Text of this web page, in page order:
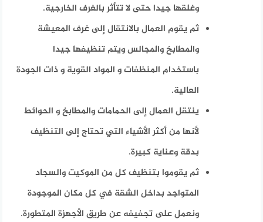
وغلقها جيدا حتى لا تتأثر بالغرف الخارجية.
ثم يقوم العمال بالانتقال إلى غرف المعيشة
والمطابخ والمجالس ويتم تنظيفها جيدا
باستخدام المنظفات و المواد القوية و ذات الجودة
العالية.
ينتقل العمال إلى الحمامات والمطابخ و الحوائط
لأنها من أكثر الأشياء التي تحتاج إلى التنظيف
بدقة وعناية كبيرة.
ثم يقوموا بتنظيف كل من الموكيت والسجاد
المتواجد بداخل الشقة في كل مكان الموجودة
ونعمل على تجفيفه عن طريق الأجهزة المتطورة.